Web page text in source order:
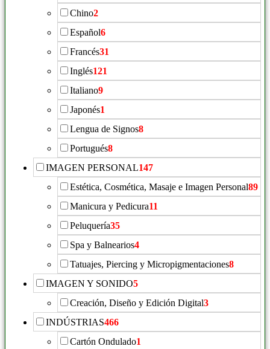
Chino2
Español6
Francés31
Inglés121
Italiano9
Japonés1
Lengua de Signos8
Portugués8
IMAGEN PERSONAL147
Estética, Cosmética, Masaje e Imagen Personal89
Manicura y Pedicura11
Peluquería35
Spa y Balnearios4
Tatuajes, Piercing y Micropigmentaciones8
IMAGEN Y SONIDO5
Creación, Diseño y Edición Digital3
INDÚSTRIAS466
Cartón Ondulado1